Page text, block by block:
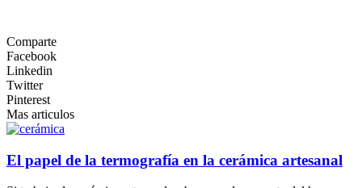
Comparte
Facebook
Linkedin
Twitter
Pinterest
Mas articulos
El papel de la termografía en la cerámica artesanal